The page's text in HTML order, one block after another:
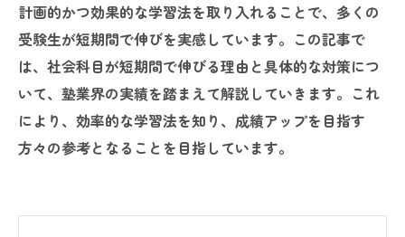
計画的かつ効果的な学習法を取り入れることで、多くの
受験生が短期間で伸びを実感しています。この記事で
は、社会科目が短期間で伸びる理由と具体的な対策につ
いて、塾業界の実績を踏まえて解説していきます。これ
により、効率的な学習法を知り、成績アップを目指す
方々の参考となることを目指しています。